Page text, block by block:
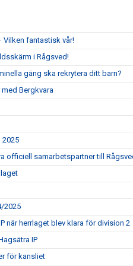
fantastisk vår!
i Rågsved!
gäng ska rekrytera ditt barn?
Bergkvara
2025
officiell samarbetspartner till
2025
när herrlaget blev klara för division 2
IP
för kansliet